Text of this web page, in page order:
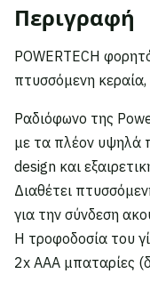
Περιγραφή
POWERTECH
πτυσσόμενη
Ραδιόφωνο της
με τα πλέον υψηλά
design και
Διαθέτει
για την σύνδεση
Η τροφοδοσία του
2x AAA μπαταρίες